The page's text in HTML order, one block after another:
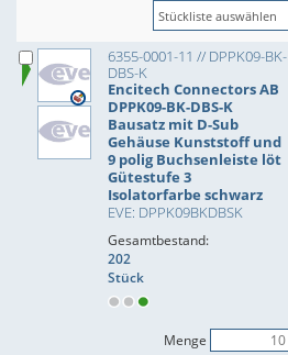
6355-0001-11 // DPPK09-BK-
DBS-K
Encitech Connectors AB
DPPK09-BK-DBS-K
Bausatz mit D-Sub
Gehäuse Kunststoff und
9 polig Buchsenleiste löt
Gütestufe 3
Isolatorfarbe schwarz
EVE: DPPK09BKDBSK
Gesamtbestand:
202
Stück
Menge